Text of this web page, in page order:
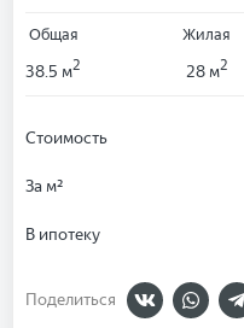
Общая
38.5 м2
Жилая
28 м2
Стоимость
За м²
В ипотеку
Поделиться